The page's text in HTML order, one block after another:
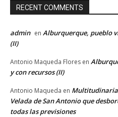
RECENT COMMENTS
admin en Alburquerque, pueblo
(II)
Antonio Maqueda Flores en
y con recursos (II)
Antonio Maqueda en Multitudinaria
Velada de San Antonio que
todas las previsiones